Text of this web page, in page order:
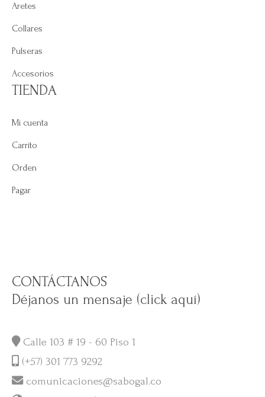
Aretes
Collares
Pulseras
Accesorios
TIENDA
Mi cuenta
Carrito
Orden
Pagar
CONTÁCTANOS
Déjanos un mensaje (click aquí)
Calle 103 # 19 - 60 Piso 1
(+57) 301 773 9292
comunicaciones@sabogal.co